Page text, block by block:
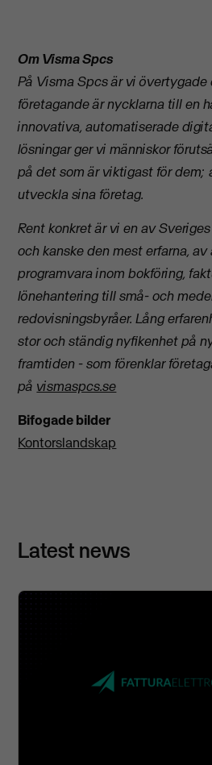
Om Visma Spcs
På Visma Spcs är vi
företagande är nycklarna till en
innovativa, automatiserade
lösningar ger vi människor
på det som är viktigast för dem;
utveckla sina företag.
Rent konkret är vi en av
och kanske den mest erfarna,
programvara inom bokföring,
lönehantering till små- och
redovisningsbyråer. Lång
stor och ständig nyfikenhet på
framtiden - som förenklar
på vismaspcs.se
Bifogade bilder
Kontorslandskap
Latest news